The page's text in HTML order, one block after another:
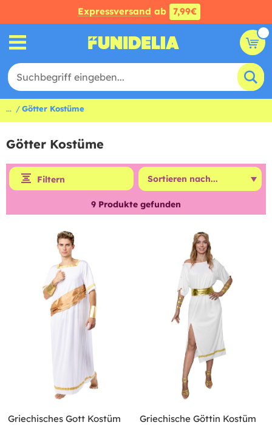
Expressversand ab 7,99€
... Götter Kostüme
Götter Kostüme
Filtern
9 Produkte gefunden
Griechisches Gott Kostüm
Griechische Göttin Kostüm